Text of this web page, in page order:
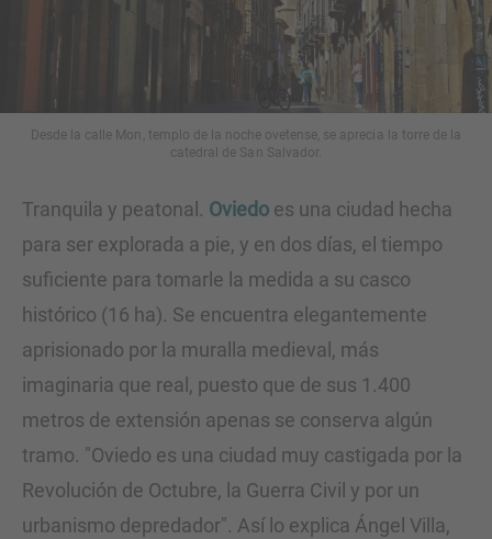
Desde la calle Mon, templo de la noche ovetense, se aprecia la torre de la
catedral de San Salvador.
Tranquila y peatonal. Oviedo es una ciudad hecha
para ser explorada a pie, y en dos días, el tiempo
suficiente para tomarle la medida a su casco
histórico (16 ha). Se encuentra elegantemente
aprisionado por la muralla medieval, más
imaginaria que real, puesto que de sus 1.400
metros de extensión apenas se conserva algún
tramo. "Oviedo es una ciudad muy castigada por la
Revolución de Octubre, la Guerra Civil y por un
urbanismo depredador". Así lo explica Ángel Villa,